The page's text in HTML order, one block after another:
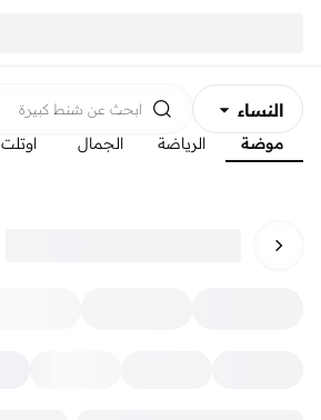
النساء
الرجال
ابحث عن شنط كبيرة
موضة الرياضة الجمال اوتلت